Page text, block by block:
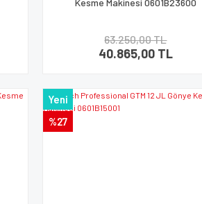
Kesme Makinesi 0601B23600
63.250,00 TL
40.865,00 TL
%27
Yeni